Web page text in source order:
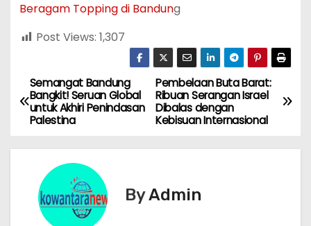
Beragam Topping di Bandung
Post Views: 1,307
N
a
v
Pembelaan Buta Barat:
Ribuan Serangan Israel
Dibalas dengan
Kebisuan Internasional
Semangat Bandung
Bangkit! Seruan Global
untuk Akhiri Penindasan
Palestina
ByAdmin